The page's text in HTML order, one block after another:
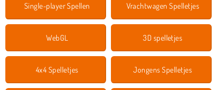
Single-player Spellen Vrachtwagen Spelletjes
WebGL 3D spelletjes
4x4 Spelletjes Jongens Spelletjes